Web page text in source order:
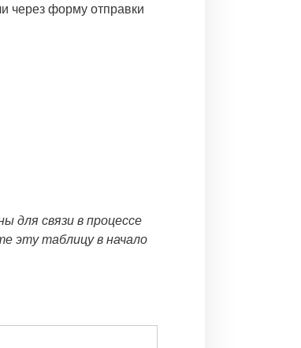
через форму отправки
для связи в процессе
эту таблицу в начало